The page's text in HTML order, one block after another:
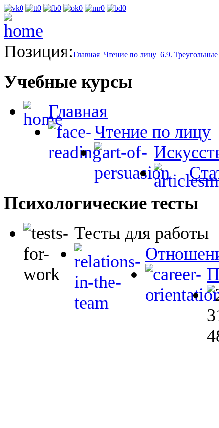
Позиция:Главная Чтение по лицу 6.9. Треугольные
Учебные курсы
Главная
Чтение по лицу
Психологические тесты
Тесты для работы